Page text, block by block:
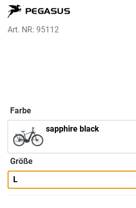
Art. NR: 95112
Farbe
sapphire black
Größe
L